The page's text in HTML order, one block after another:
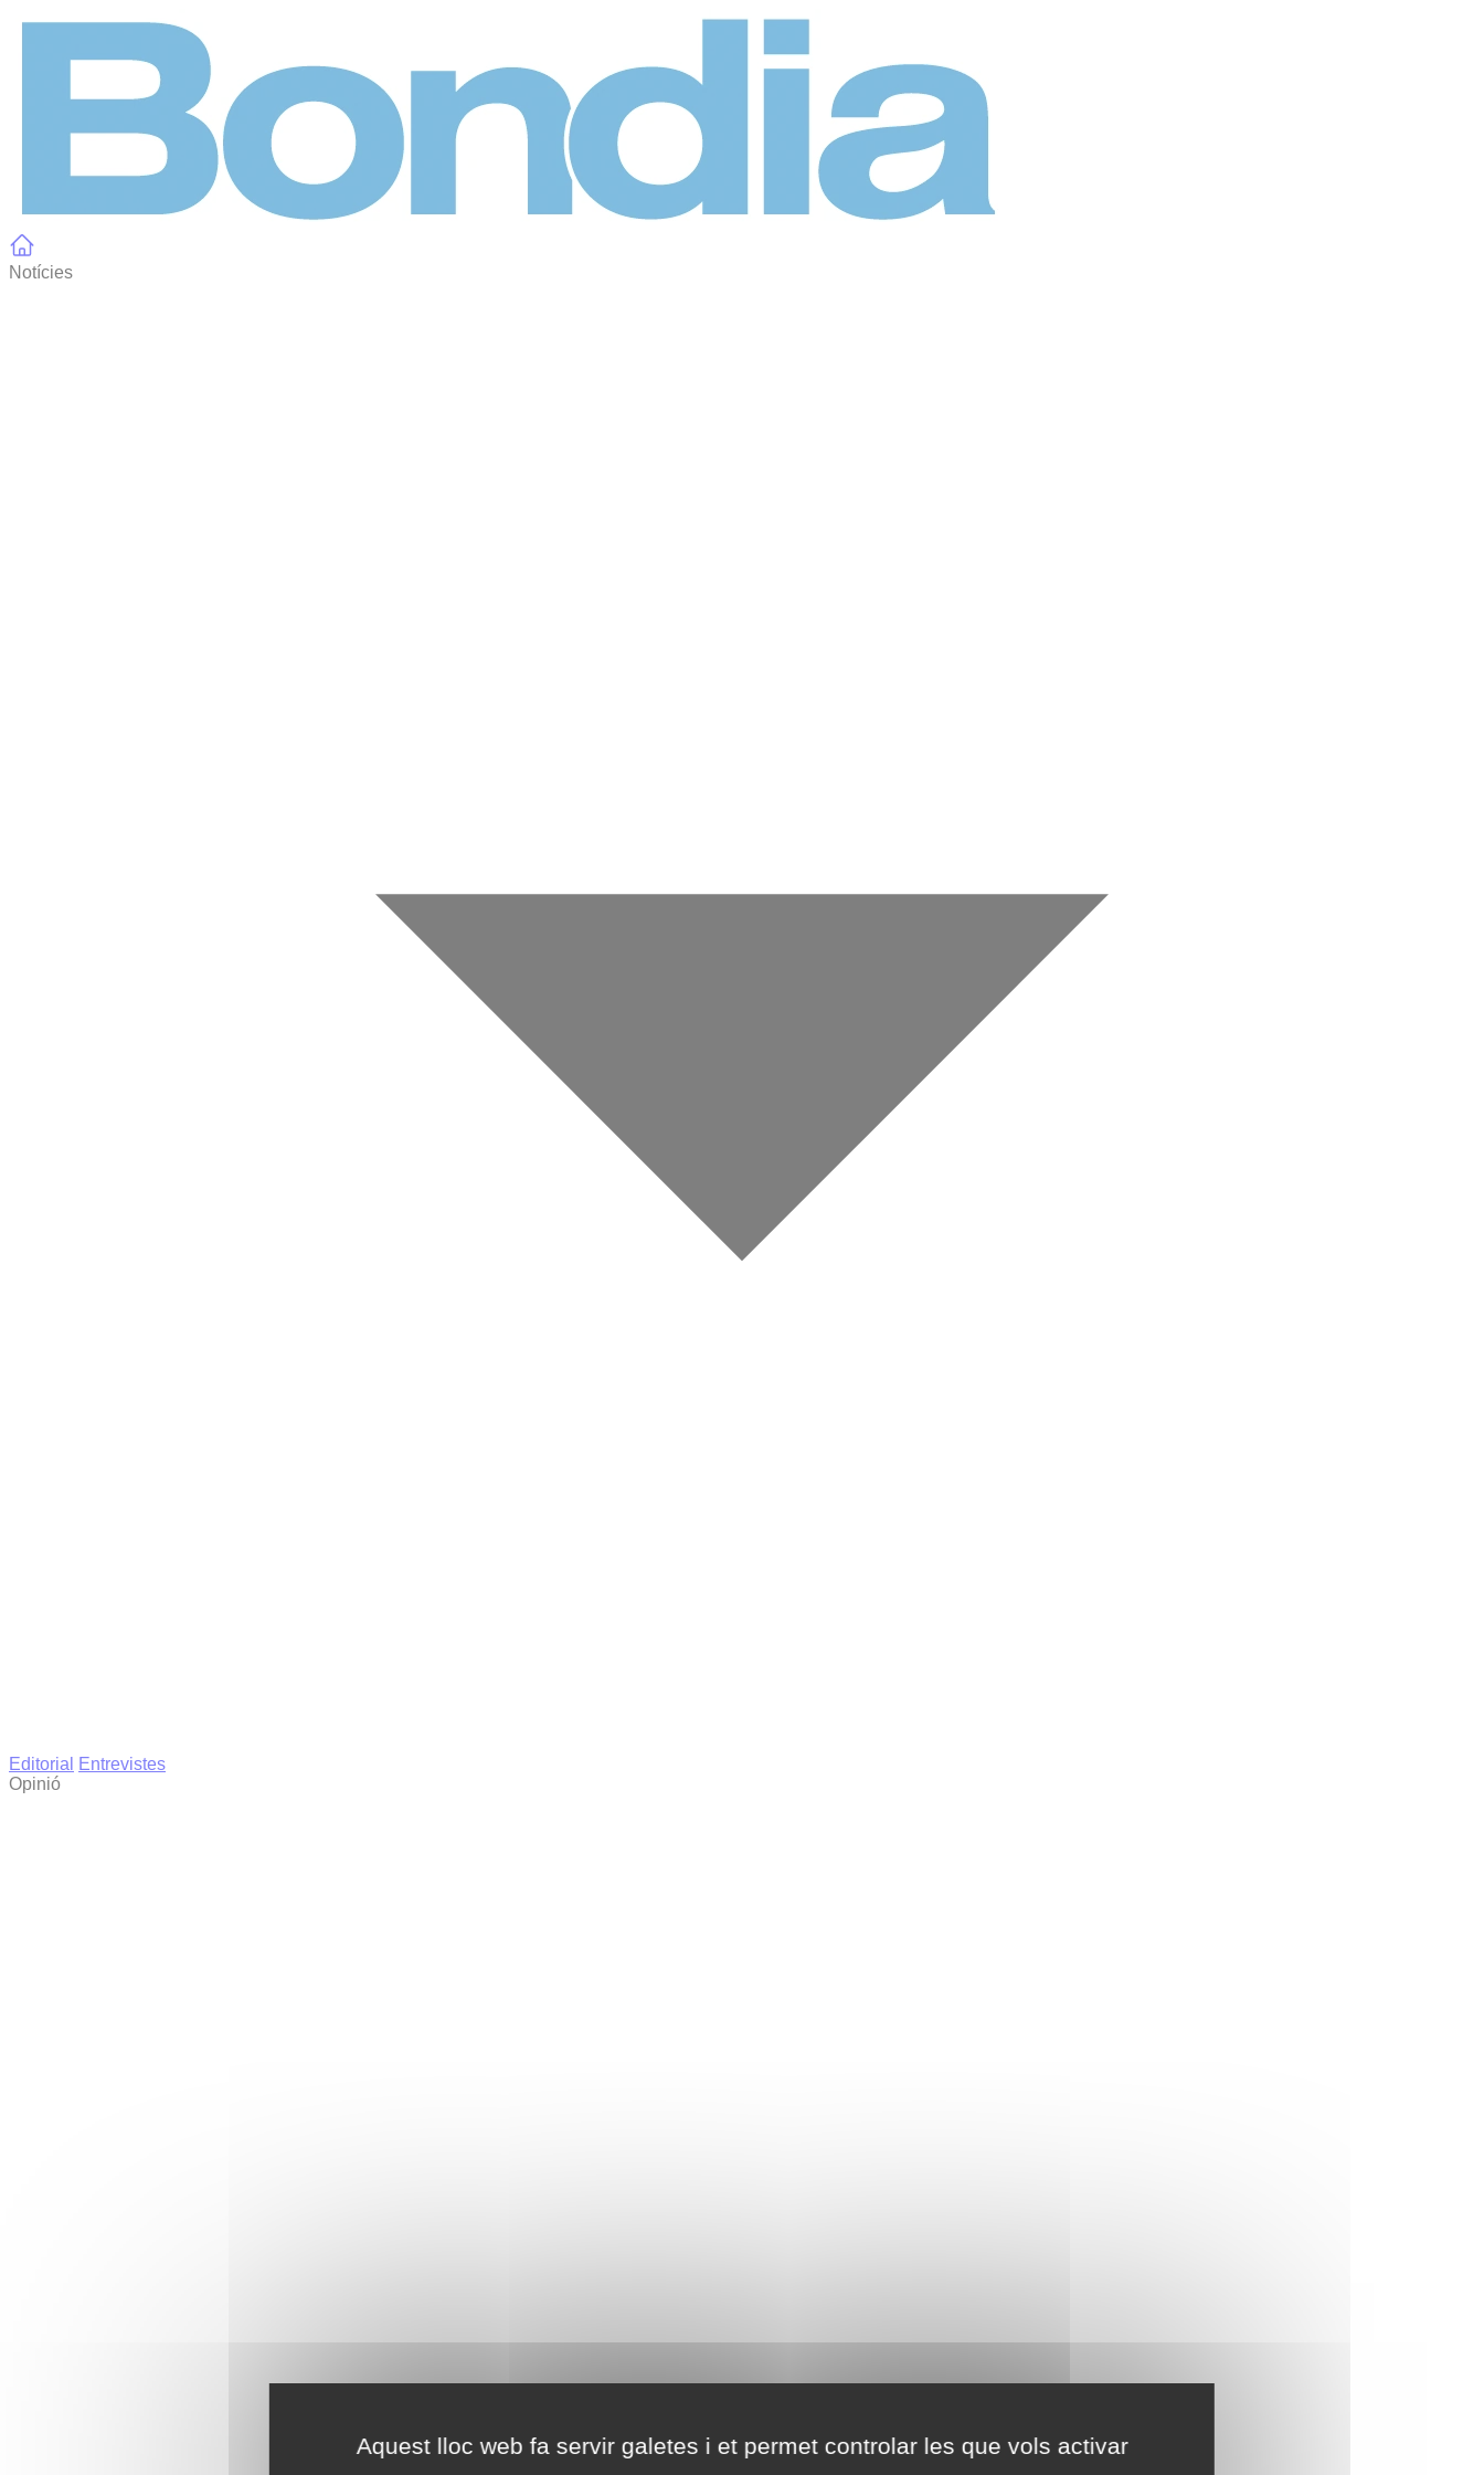
Aquest lloc web fa servir galetes i et permet controlar les que vols activar
Notícies
Editorial
Entrevistes
Opinió